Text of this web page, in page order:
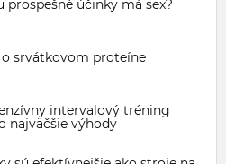
prospešné účinky má sex?
srvátkovom proteíne
intervalový tréning
najväčšie výhody